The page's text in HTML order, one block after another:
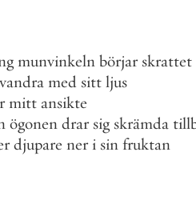
munvinkeln börjar skrattet
vandra med sitt ljus
mitt ansikte
ögonen drar sig skrämda
djupare ner i sin fruktan